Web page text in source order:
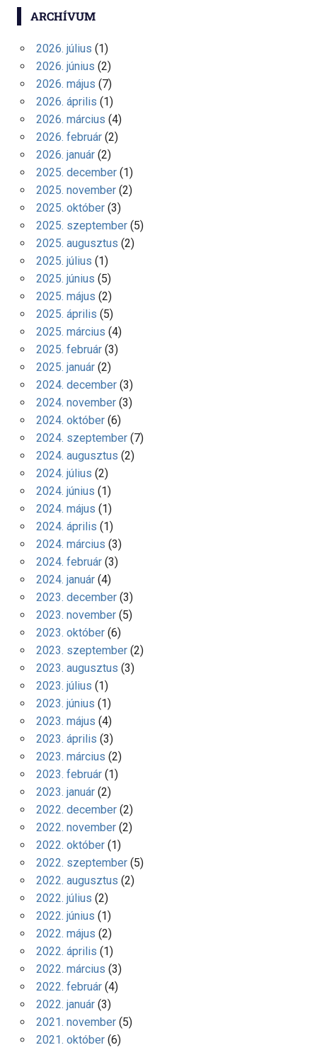
ARCHÍVUM
2026. július (1)
2026. június (2)
2026. május (7)
2026. április (1)
2026. március (4)
2026. február(2)
2026. január(2)
2025. december(1)
2025. november(2)
2025. október(3)
2025. szeptember(5)
2025. augusztus (2)
2025. július (1)
2025. június (5)
2025. május (2)
2025. április (5)
2025. március (4)
2025. február(3)
2025. január(2)
2024. december(3)
2024. november(3)
2024. október(6)
2024. szeptember(7)
2024. augusztus (2)
2024. július (2)
2024. június (1)
2024. május (1)
2024. április (1)
2024. március (3)
2024. február(3)
2024. január(4)
2023. december(3)
2023. november(5)
2023. október(6)
2023. szeptember(2)
2023. augusztus (3)
2023. július (1)
2023. június (1)
2023. május (4)
2023. április (3)
2023. március (2)
2023. február(1)
2023. január(2)
2022. december(2)
2022. november(2)
2022. október(1)
2022. szeptember(5)
2022. augusztus (2)
2022. július (2)
2022. június (1)
2022. május (2)
2022. április (1)
2022. március (3)
2022. február(4)
2022. január(3)
2021. november(5)
2021. október(6)